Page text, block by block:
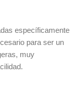
específicamente
para ser un
muy